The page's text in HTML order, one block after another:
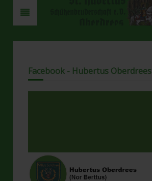
Facebook - Hubertus Oberdrees